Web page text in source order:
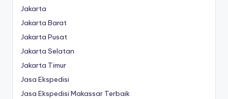
Jakarta
Jakarta Barat
Jakarta Pusat
Jakarta Selatan
Jakarta Timur
Jasa Ekspedisi
Jasa Ekspedisi Makassar Terbaik